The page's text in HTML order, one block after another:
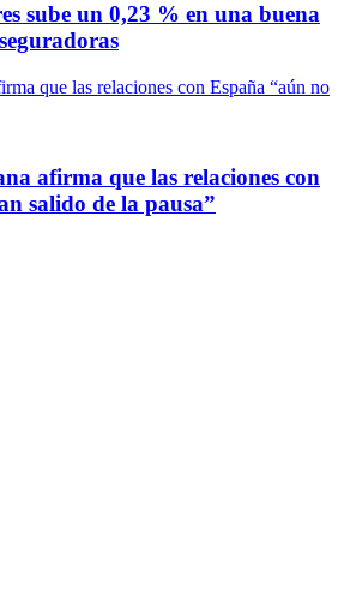
sube un 0,23 % en una buena
que las relaciones con España “aún no
afirma que las relaciones con
salido de la pausa”